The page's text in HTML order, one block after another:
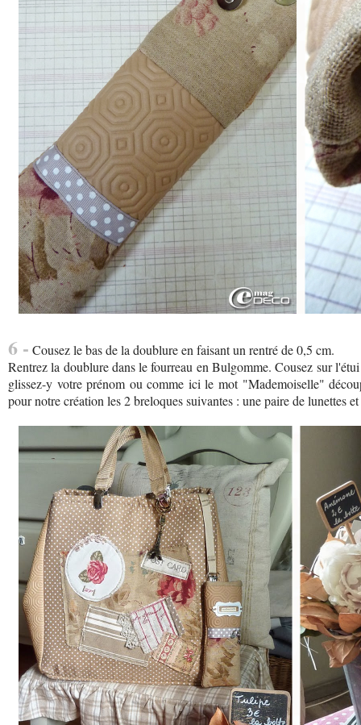
6 - Cousez le bas de la doublure en faisant un rentré de 0,5 cm.
Rentrez la doublure dans le fourreau en Bulgomme. Cousez sur
glissez-y votre prénom ou comme ici le mot "Mademoiselle"
pour notre création les 2 breloques suivantes : une paire de lunettes